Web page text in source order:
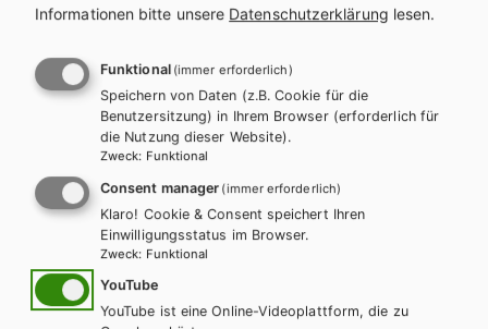
Trainingsteil + E-Book
Trainingsteil E-Book Solo
Trainingsteil mit E-BOOK+
TT Lehrer/innenausgabe
Informationen bitte unsere Datenschutzerklärung lesen.
Funktional (immer erforderlich)
Speichern von Daten (z.B. Cookie für die
Benutzersitzung) in Ihrem Browser (erforderlich für
die Nutzung dieser Website).
Zweck: Funktional
Consent manager (immer erforderlich)
Klaro! Cookie & Consent speichert Ihren
Einwilligungsstatus im Browser.
Zweck: Funktional
YouTube
YouTube ist eine Online-Videoplattform, die zu